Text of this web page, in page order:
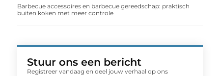
Barbecue accessoires en barbecue gereedschap: praktisch
buiten koken met meer controle
Stuur ons een bericht
Registreer vandaag en deel jouw verhaal op ons